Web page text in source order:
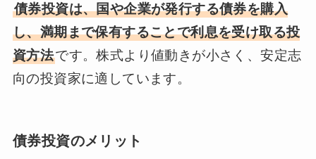
債券投資は、国や企業が発行する債券を購入
し、満期まで保有することで利息を受け取る投
資方法です。株式より値動きが小さく、安定志
向の投資家に適しています。
債券投資のメリット